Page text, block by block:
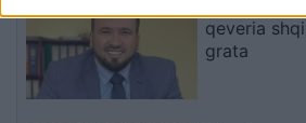
qeveria
grata